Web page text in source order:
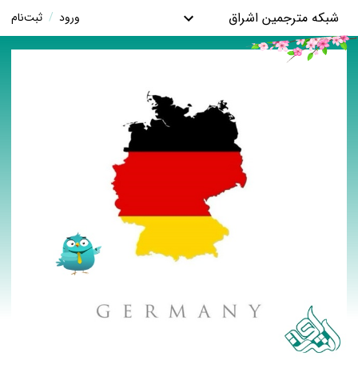
شبکه مترجمین اشراق ورود / ثبت‌نام